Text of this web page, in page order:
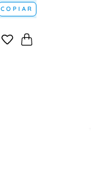
COPIAR